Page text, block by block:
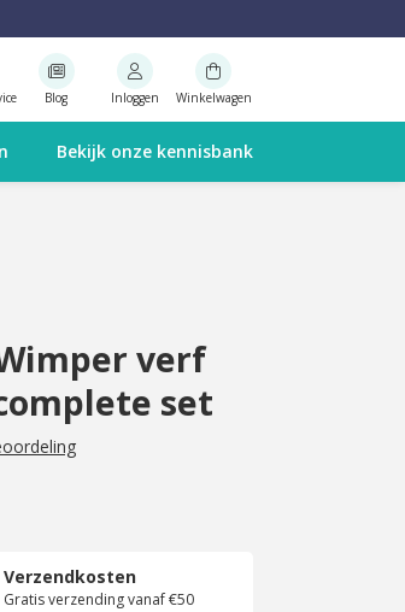
Blog Inloggen Winkelwagen
Bekijk onze kennisbank
verf
set
Verzendkosten
Gratis verzending vanaf €50